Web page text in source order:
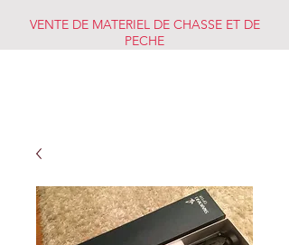
VENTE DE MATERIEL DE CHASSE ET DE
PECHE